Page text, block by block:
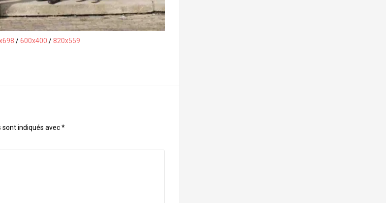
/600x400 /820x559
sont indiqués avec*